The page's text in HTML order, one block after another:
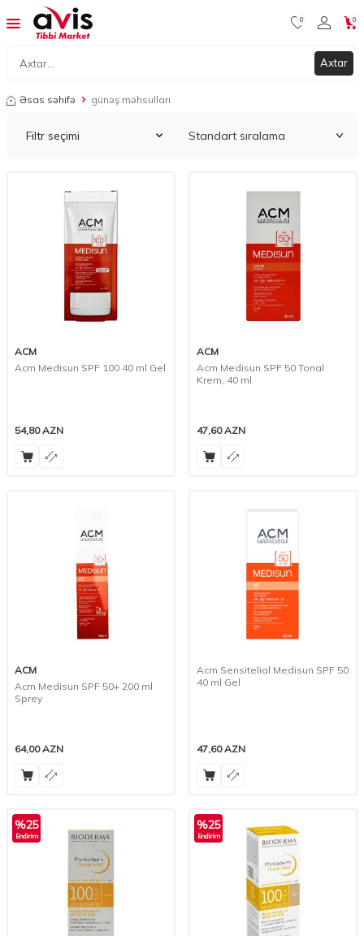
Axtar
0 0
Əsas səhifə günəş məhsulları
Filtr seçimi
ACM
Acm Medisun SPF 100 40 ml Gel
54,80AZN
ACM
Acm Medisun SPF 50 Tonal
Krem, 40 ml
47,60AZN
ACM
Acm Medisun SPF 50+ 200 ml
Sprey
64,00AZN
Acm Sensitelial Medisun SPF 50
40 ml Gel
47,60AZN
%25
Endirim
%25
Endirim